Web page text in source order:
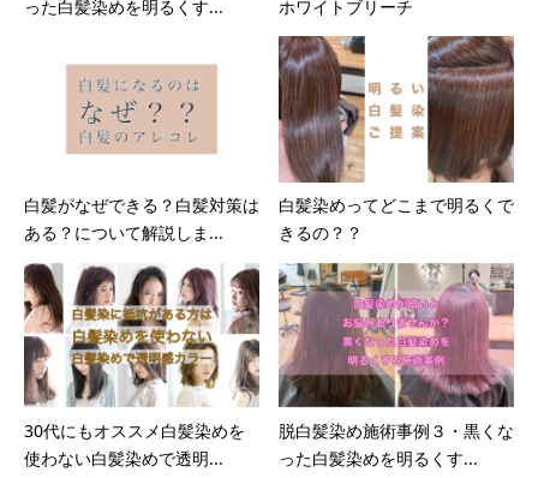
った白髪染めを明るくす...
ホワイトブリーチ
白髪がなぜできる？白髪対策は
ある？について解説しま...
白髪染めってどこまで明るくで
きるの？？
30代にもオススメ白髪染めを
使わない白髪染めで透明...
脱白髪染め施術事例３・黒くな
った白髪染めを明るくす...